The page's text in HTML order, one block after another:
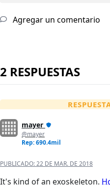
Agregar un comentario
2 RESPUESTAS
mayer
@mayer
Rep: 690.4mil
PUBLICADO:22 DE MAR. DE 2018
It's kind of an exoskeleton.